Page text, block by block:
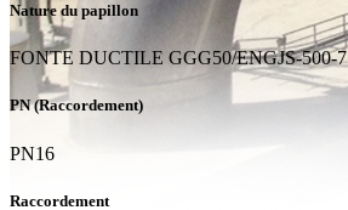
Nature du papillon
FONTE DUCTILE GGG50/ENGJS-500-7
PN (Raccordement)
PN16
Raccordement